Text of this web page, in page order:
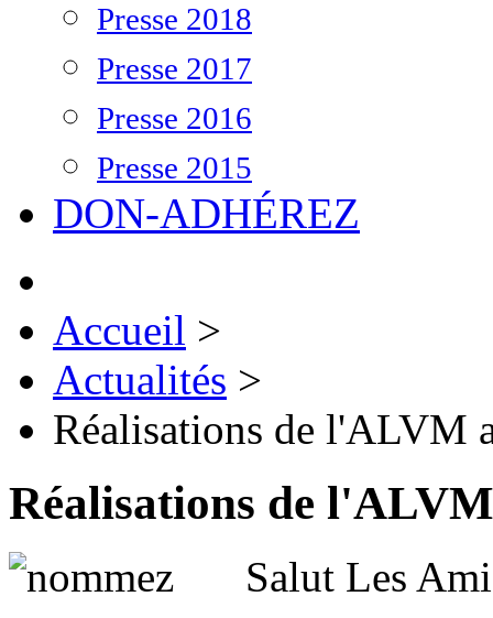
Presse 2018
Presse 2017
Presse 2016
Presse 2015
DON-ADHÉREZ
Accueil >
Actualités >
Réalisations de l'ALVM
Réalisations de
Salut Les